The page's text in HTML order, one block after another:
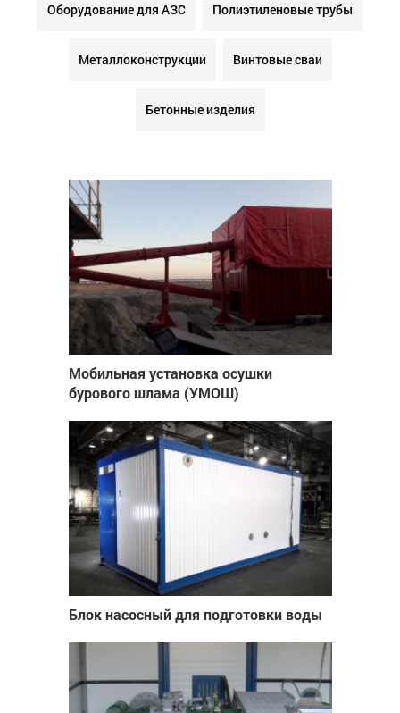
Оборудование для АЗС Полиэтиленовые трубы
Металлоконструкции Винтовые сваи
Бетонные изделия
Мобильная установка осушки
бурового шлама (УМОШ)
Блок насосный для подготовки воды